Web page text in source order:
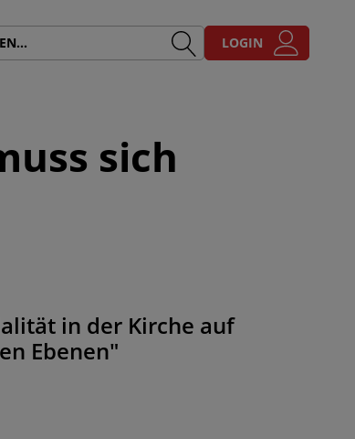
LOGIN
sich
in der Kirche auf
Ebenen"